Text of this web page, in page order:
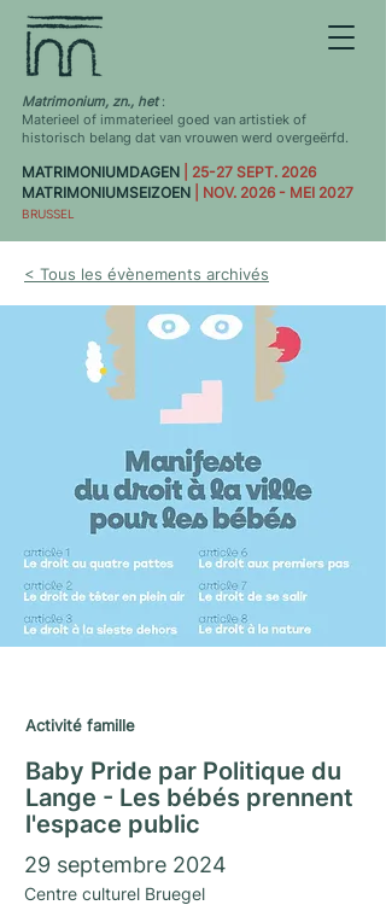
Matrimonium, zn., het :
Materieel of immaterieel goed van artistiek of
historisch belang dat van vrouwen werd overgeërfd.
MATRIMONIUMDAGEN | 25-27 SEPT. 2026
MATRIMONIUMSEIZOEN | NOV. 2026 - MEI 2027
BRUSSEL
< Tous les évènements archivés
Activité famille
Baby Pride par Politique du
Lange - Les bébés prennent
l'espace public
29 septembre 2024
Centre culturel Bruegel